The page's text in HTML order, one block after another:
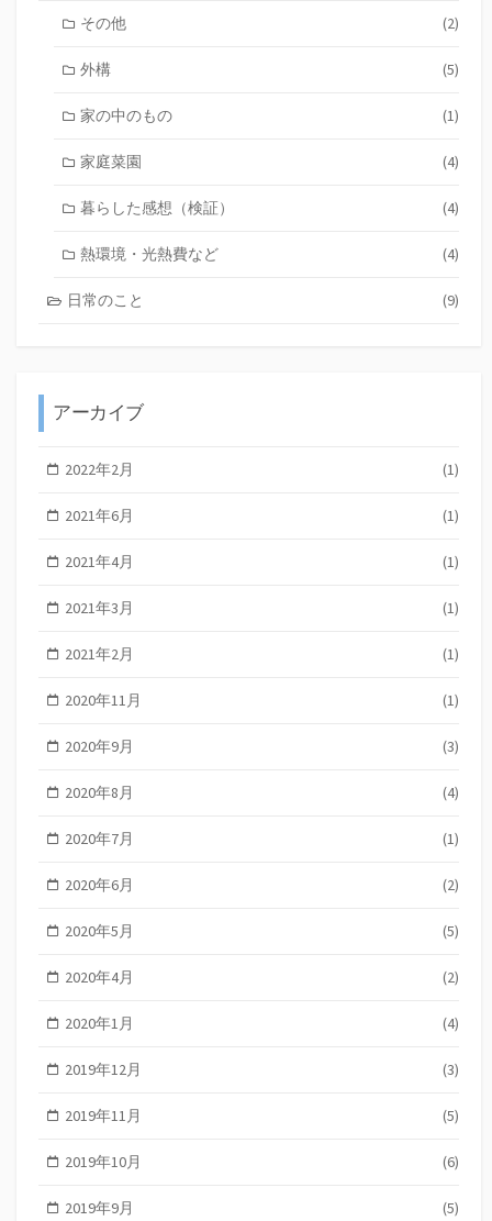
その他 (2)
外構 (5)
家の中のもの (1)
家庭菜園 (4)
暮らした感想（検証） (4)
熱環境・光熱費など (4)
日常のこと (9)
アーカイブ
2022年2月 (1)
2021年6月 (1)
2021年4月 (1)
2021年3月 (1)
2021年2月 (1)
2020年11月 (1)
2020年9月 (3)
2020年8月 (4)
2020年7月 (1)
2020年6月 (2)
2020年5月 (5)
2020年4月 (2)
2020年1月 (4)
2019年12月 (3)
2019年11月 (5)
2019年10月 (6)
2019年9月 (5)